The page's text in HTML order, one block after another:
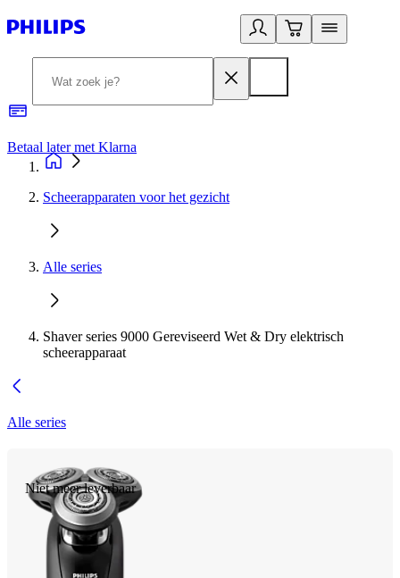
Betaal later met Klarna
Scheerapparaten voor het gezicht
Alle series
Shaver series 9000 Gereviseerd Wet & Dry elektrisch
scheerapparaat
Alle series
Niet meer leverbaar